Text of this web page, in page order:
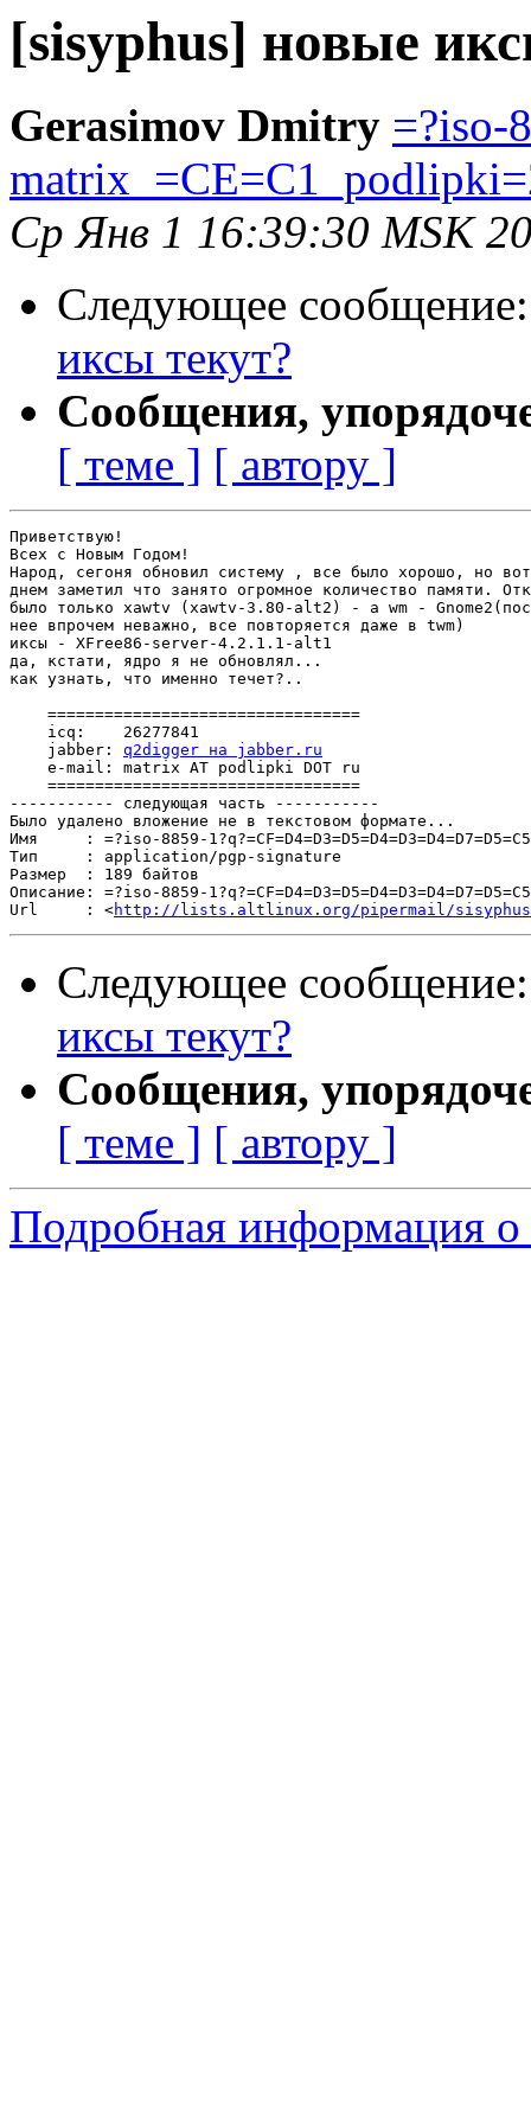
[sisyphus] новые
Gerasimov Dmitry =?iso-
Ср Янв 1 16:39:30 MSK
Следующее
иксы текут?
Сообщения,
[ теме ] [ автору ]
Приветствую!
Всех с Новым Годом!
Народ, сегоня обновил систему , все было хорошо, но
днем заметил что занято огромное количество памяти.
было только xawtv (xawtv-3.80-alt2) - а wm -
нее впрочем неважно, все повторяется даже в twm)
иксы - XFree86-server-4.2.1.1-alt1
да, кстати, ядро я не обновлял...
как узнать, что именно течет?..
    =================================
    icq:    26277841
    jabber:
q2digger на jabber.ru
    e-mail: matrix AT podlipki DOT ru
    =================================
----------- следующая часть -----------
Было удалено вложение не в текстовом формате...
Имя     : =?iso-8859-
Тип     : application/pgp-signature
Размер  : 189 байтов
Описание: =?iso-8859-
Url     : <http://lists.altlinux.org/pipermail/sisyphus/
Следующее
иксы текут?
Сообщения,
[ теме ] [ автору ]
Подробная информация о